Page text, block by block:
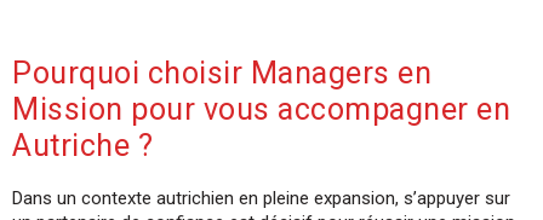
Pourquoi choisir Managers en
Mission pour vous accompagner en
Autriche ?
Dans un contexte autrichien en pleine expansion, s’appuyer sur